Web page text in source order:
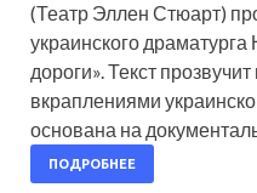
(Театр Эллен Стюарт)
украинского
дороги». Текст
вкраплениями
основана на
ПОДРОБНЕЕ